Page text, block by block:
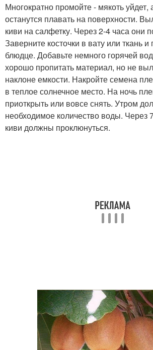
Многократно промойте - мякоть уйдет,
останутся плавать на поверхности.
киви на салфетку. Через 2-4 часа они
Заверните косточки в вату или ткань
блюдце. Добавьте немного горячей
хорошо пропитать материал, но не
наклоне емкости. Накройте семена
в теплое солнечное место. На ночь
приоткрыть или вовсе снять. Утром
необходимое количество воды. Через
киви должны проклюнуться.